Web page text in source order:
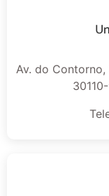
Av. do Contorno,